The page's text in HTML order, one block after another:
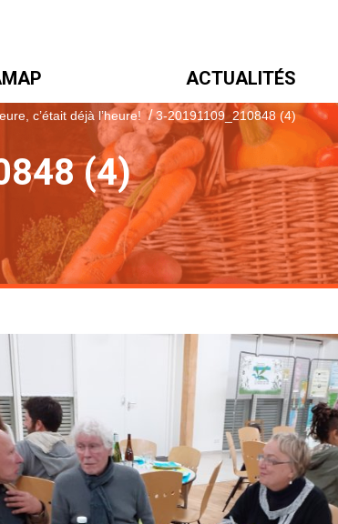
ACTUALITÉS
c’était déjà l’heure! /3-20191109_210848 (4)
(4)